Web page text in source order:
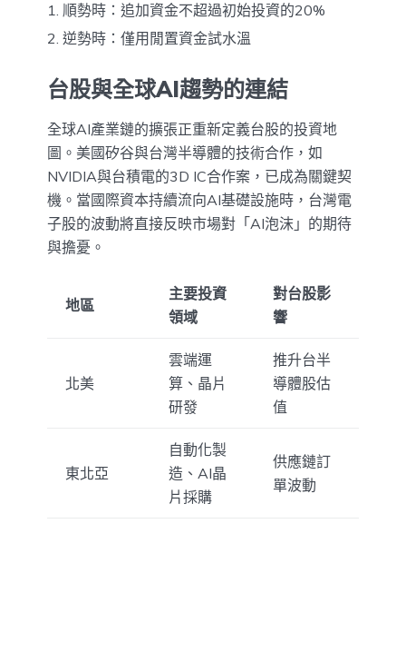
順勢時：追加資金不超過初始投資的20%
逆勢時：僅用閒置資金試水溫
台股與全球AI趨勢的連結
全球AI產業鏈的擴張正重新定義台股的投資地
圖。美國矽谷與台灣半導體的技術合作，如
NVIDIA與台積電的3D IC合作案，已成為關鍵契
機。當國際資本持續流向AI基礎設施時，台灣電
子股的波動將直接反映市場對「AI泡沫」的期待
與擔憂。
地區
主要投資
領域
對台股影
響
北美
雲端運
算、晶片
研發
推升台半
導體股估
值
東北亞
自動化製
造、AI晶
片採購
供應鏈訂
單波動